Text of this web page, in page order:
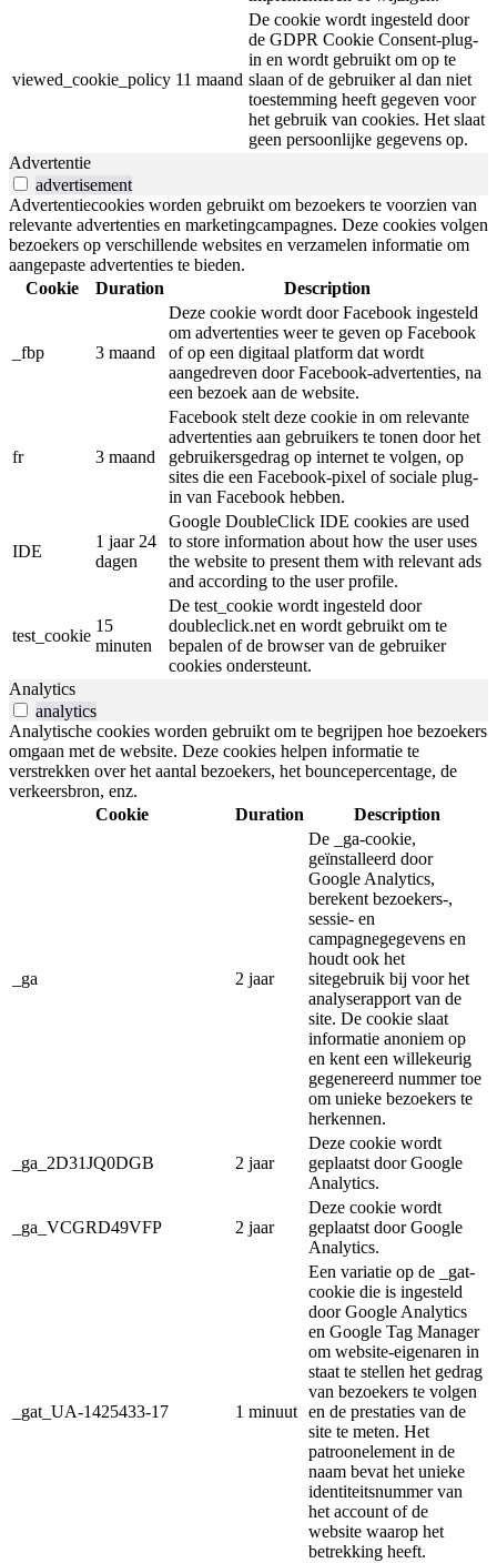
viewed_cookie_policy 11 maand
De cookie wordt ingesteld door
de GDPR Cookie Consent-plug-
in en wordt gebruikt om op te
slaan of de gebruiker al dan niet
toestemming heeft gegeven voor
het gebruik van cookies. Het slaat
geen persoonlijke gegevens op.
Advertentie
advertisement
Advertentiecookies worden gebruikt om bezoekers te voorzien van
relevante advertenties en marketingcampagnes. Deze cookies volgen
bezoekers op verschillende websites en verzamelen informatie om
aangepaste advertenties te bieden.
Cookie
Duration Description
_fbp 3 maand
Deze cookie wordt door Facebook ingesteld
om advertenties weer te geven op Facebook
of op een digitaal platform dat wordt
aangedreven door Facebook-advertenties, na
een bezoek aan de website.
fr 3 maand
Facebook stelt deze cookie in om relevante
advertenties aan gebruikers te tonen door het
gebruikersgedrag op internet te volgen, op
sites die een Facebook-pixel of sociale plug-
in van Facebook hebben.
IDE
1 jaar 24
dagen
Google DoubleClick IDE cookies are used
to store information about how the user uses
the website to present them with relevant ads
and according to the user profile.
test_cookie
15
minuten
De test_cookie wordt ingesteld door
doubleclick.net en wordt gebruikt om te
bepalen of de browser van de gebruiker
cookies ondersteunt.
Analytics
analytics
Analytische cookies worden gebruikt om te begrijpen hoe bezoekers
omgaan met de website. Deze cookies helpen informatie te
verstrekken over het aantal bezoekers, het bouncepercentage, de
verkeersbron, enz.
Cookie
Duration Description
_ga 2 jaar
De _ga-cookie,
geïnstalleerd door
Google Analytics,
berekent bezoekers-,
sessie- en
campagnegegevens en
houdt ook het
sitegebruik bij voor het
analyserapport van de
site. De cookie slaat
informatie anoniem op
en kent een willekeurig
gegenereerd nummer toe
om unieke bezoekers te
herkennen.
_ga_2D31JQ0DGB 2 jaar
Deze cookie wordt
geplaatst door Google
Analytics.
_ga_VCGRD49VFP 2 jaar
Deze cookie wordt
geplaatst door Google
Analytics.
_gat_UA-1425433-17 1 minuut
Een variatie op de _gat-
cookie die is ingesteld
door Google Analytics
en Google Tag Manager
om website-eigenaren in
staat te stellen het gedrag
van bezoekers te volgen
en de prestaties van de
site te meten. Het
patroonelement in de
naam bevat het unieke
identiteitsnummer van
het account of de
website waarop het
betrekking heeft.